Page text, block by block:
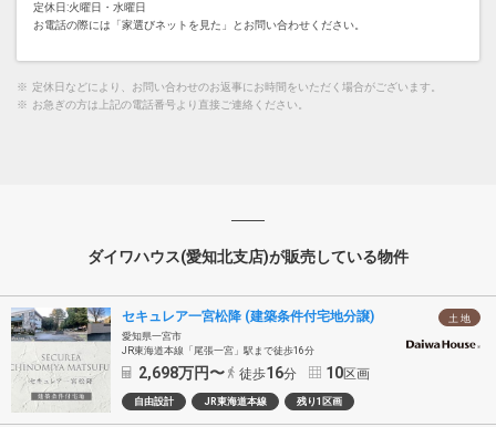
定休日:火曜日・水曜日
お電話の際には「家選びネットを見た」とお問い合わせください。
※ 定休日などにより、お問い合わせのお返事にお時間をいただく場合がございます。
※ お急ぎの方は上記の電話番号より直接ご連絡ください。
ダイワハウス(愛知北支店)が販売している物件
土 地
セキュレア一宮松降 (建築条件付宅地分譲)
愛知県一宮市
JR東海道本線「尾張一宮」駅まで徒歩16分
2,698万円〜 徒歩16分 10区画
自由設計 JR東海道本線 残り1区画